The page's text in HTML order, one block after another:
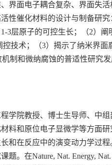
界面电子耦合复杂、界面失
性催化材料的设计与制备研
3层原子的可控生长；（2）
技术；（3）揭示了纳米界
制和微纳腐蚀的普适性研究发
学院教授、博士生导师、中
料和原位电子显微学等方面
和在反应中的演变动力学过
。在Nature, Nat. Energy, Nat.